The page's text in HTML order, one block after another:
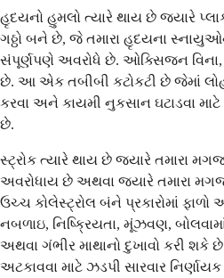
હૃદયનો હુમલો ત્યારે થાય છે જ્યારે
ગઠ્ઠો બને છે, જે તમારા હૃદયના
સંપૂર્ણપણે અવરોધે છે. ઓક્સિજન વિના,
છે. આ એક તબીબી કટોકટી છે જેમાં
કરવા અને કાયમી નુકસાન ઘટાડવા માટે
છે.
સ્ટ્રોક ત્યારે થાય છે જ્યારે તમારા
અવરોધાય છે અથવા જ્યારે તમારા
ઉચ્ચ કોલેસ્ટ્રોલ બંને પ્રકારોમાં
નબળાઇ, નિષ્ક્રિયતા, મૂંઝવણ,
અથવા ગંભીર માથાનો દુખાવો કરી
અટકાવવા માટે ઝડપી સારવાર